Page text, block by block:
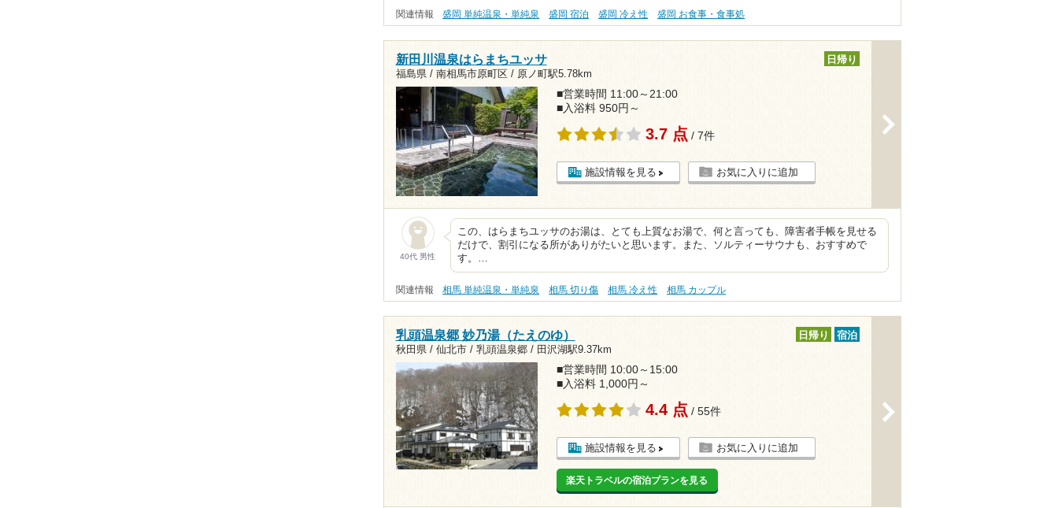
関連情報 盛岡 単純温泉・単純泉 盛岡 宿泊 盛岡 冷え性 盛岡 お食事・食事処
新田川温泉はらまちユッサ
福島県 / 南相馬市原町区 / 原ノ町駅5.78km
日帰り
■営業時間 11:00～21:00
■入浴料 950円～
3.7 点 / 7件
施設情報を見る お気に入りに追加
40代 男性
この、はらまちユッサのお湯は、とても上質なお湯で、何と言っても、障害者手帳を見せる
だけで、割引になる所がありがたいと思います。また、ソルティーサウナも、おすすめで
す。…
関連情報 相馬 単純温泉・単純泉 相馬 切り傷 相馬 冷え性 相馬 カップル
乳頭温泉郷 妙乃湯（たえのゆ）
秋田県 / 仙北市 / 乳頭温泉郷 / 田沢湖駅9.37km
日帰り 宿泊
■営業時間 10:00～15:00
■入浴料 1,000円～
4.4 点 / 55件
施設情報を見る お気に入りに追加
楽天トラベルの宿泊プランを見る